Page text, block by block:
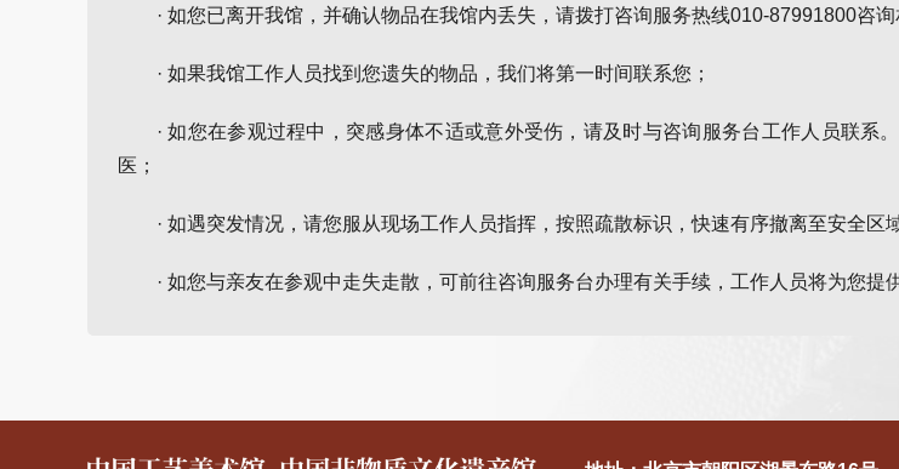
· 如您已离开我馆，并确认物品在我馆内丢失，请拨打咨询服务热线010-87991800咨询
· 如果我馆工作人员找到您遗失的物品，我们将第一时间联系您；
· 如您在参观过程中，突感身体不适或意外受伤，请及时与咨询服务台工作人员联
医；
· 如遇突发情况，请您服从现场工作人员指挥，按照疏散标识，快速有序撤离至安全区
· 如您与亲友在参观中走失走散，可前往咨询服务台办理有关手续，工作人员将为您提